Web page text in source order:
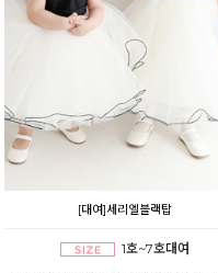
[대여]세리엘블랙탑
1호~7호대여